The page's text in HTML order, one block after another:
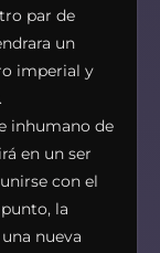
par de
un
imperial y
.
inhumano de
en un ser
con el
la
nueva